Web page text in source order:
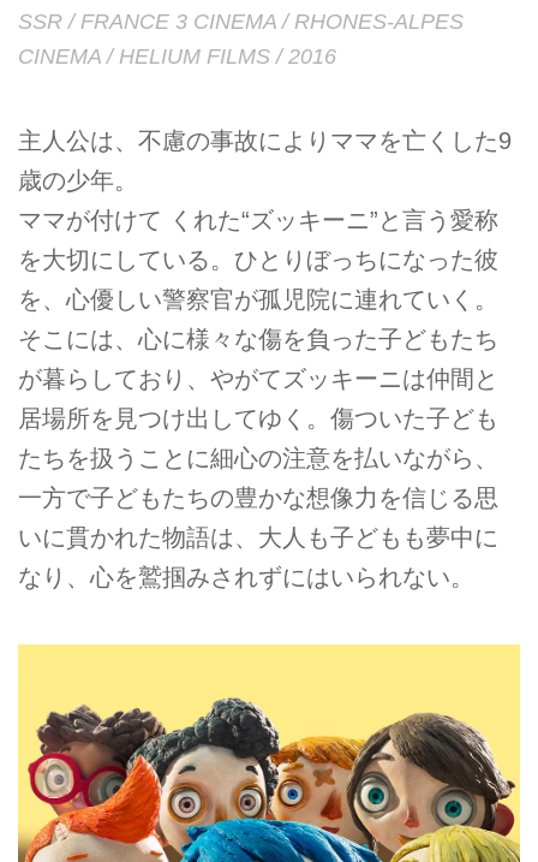
SSR / FRANCE 3 CINEMA / RHONES-ALPES
CINEMA / HELIUM FILMS / 2016
主人公は、不慮の事故によりママを亡くした9
歳の少年。
ママが付けて くれた“ズッキーニ”と言う愛称
を大切にしている。ひとりぼっちになった彼
を、心優しい警察官が孤児院に連れていく。
そこには、心に様々な傷を負った子どもたち
が暮らしており、やがてズッキーニは仲間と
居場所を見つけ出してゆく。傷ついた子ども
たちを扱うことに細心の注意を払いながら、
一方で子どもたちの豊かな想像力を信じる思
いに貫かれた物語は、大人も子どもも夢中に
なり、心を鷲掴みされずにはいられない。